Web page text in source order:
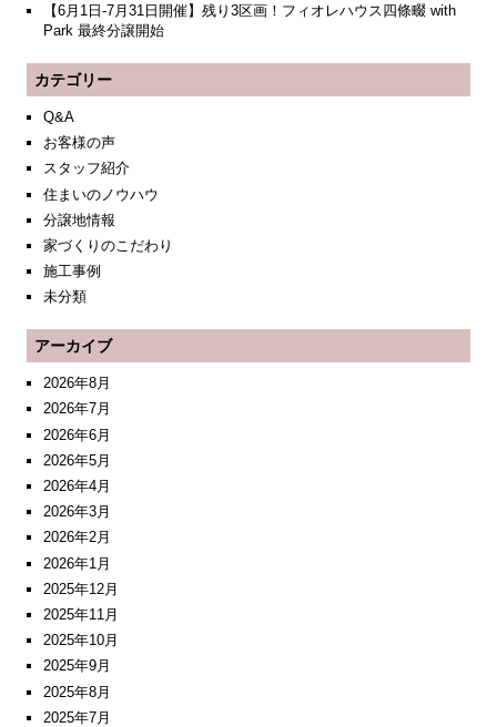
【6月1日-7月31日開催】残り3区画！フィオレハウス四條畷 with
Park 最終分譲開始
カテゴリー
Q&A
お客様の声
スタッフ紹介
住まいのノウハウ
分譲地情報
家づくりのこだわり
施工事例
未分類
アーカイブ
2026年8月
2026年7月
2026年6月
2026年5月
2026年4月
2026年3月
2026年2月
2026年1月
2025年12月
2025年11月
2025年10月
2025年9月
2025年8月
2025年7月